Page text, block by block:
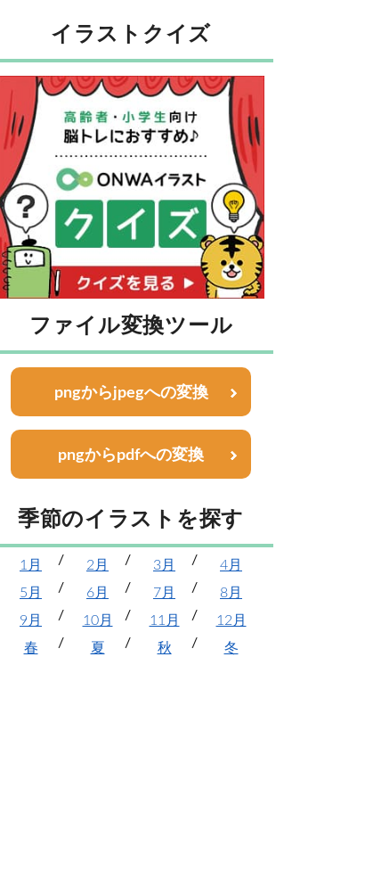
イラストクイズ
ファイル変換ツール
pngからjpegへの変換
pngからpdfへの変換
季節のイラストを探す
1月 2月 3月
4月
5月
6月 7月
8月
9月
10月 11月
12月
春
夏 秋 冬